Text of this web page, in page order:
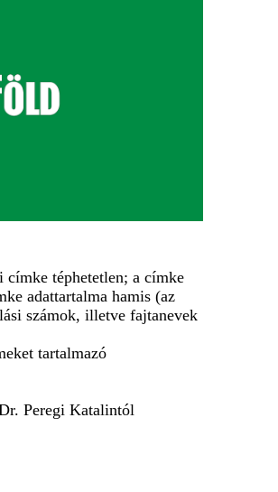
címke téphetetlen; a címke
adattartalma hamis (az
számok, illetve fajtanevek
tartalmazó
Peregi Katalintól